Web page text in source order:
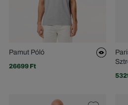
Pamut Póló
26699 Ft